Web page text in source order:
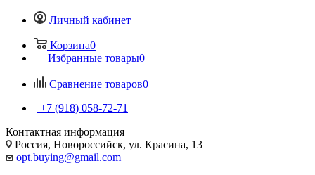
Личный кабинет
Корзина0
Избранные товары0
Сравнение товаров0
+7 (918) 058-72-71
Контактная информация
Россия, Новороссийск, ул. Красина, 13
opt.buying@gmail.com